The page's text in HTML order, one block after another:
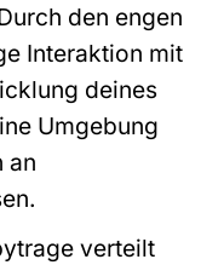
den engen
Interaktion mit
deines
Umgebung
an
verteilt